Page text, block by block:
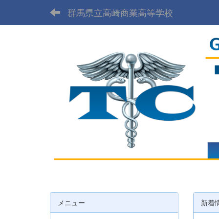
群馬県立高崎商業高等学校
新着
メニュー